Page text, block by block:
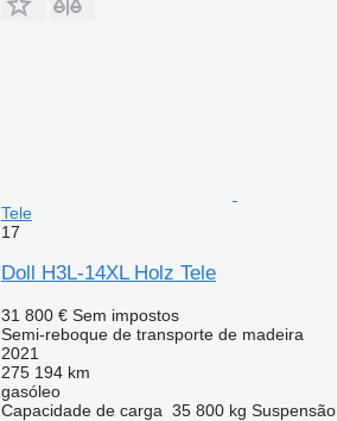
Tele
17
Doll H3L-14XL Holz Tele
31 800 € Sem impostos
Semi-reboque de transporte de madeira
2021
275 194 km
gasóleo
Capacidade de carga 35 800 kg Suspensão